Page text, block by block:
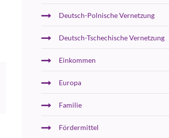
Deutsch-Polnische Vernetzung
Deutsch-Tschechische Vernetzung
Einkommen
Europa
Familie
Fördermittel